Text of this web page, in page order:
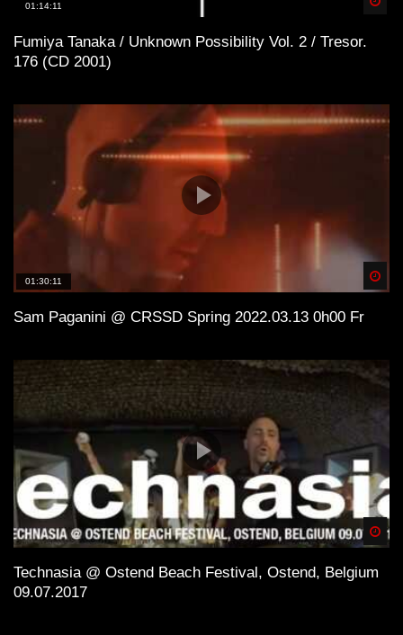
01:14:11
Fumiya Tanaka / Unknown Possibility Vol. 2 / Tresor.
176 (CD 2001)
01:30:11
Sam Paganini @ CRSSD Spring 2022.03.13 0h00 Fr
Technasia @ Ostend Beach Festival, Ostend, Belgium
09.07.2017